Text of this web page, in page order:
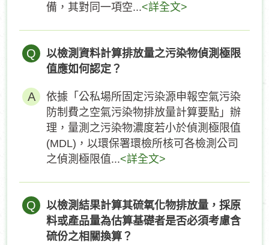
備，其對同一項空...<詳全文>
Q
以檢測資料計算排放量之污染物偵測極限
值應如何認定？
依據「公私場所固定污染源申報空氣污染
防制費之空氣污染物排放量計算要點」辦
理，量測之污染物濃度若小於偵測極限值
(MDL)，以環保署環檢所核可各檢測公司
之偵測極限值...<詳全文>
Q
以檢測結果計算其硫氧化物排放量，採原
料或產品量為估算基礎者是否必須考慮含
硫份之相關換算？